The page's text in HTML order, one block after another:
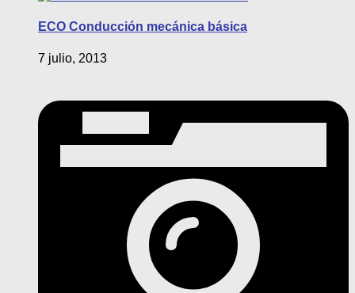
ECO Conducción mecánica básica
7 julio, 2013